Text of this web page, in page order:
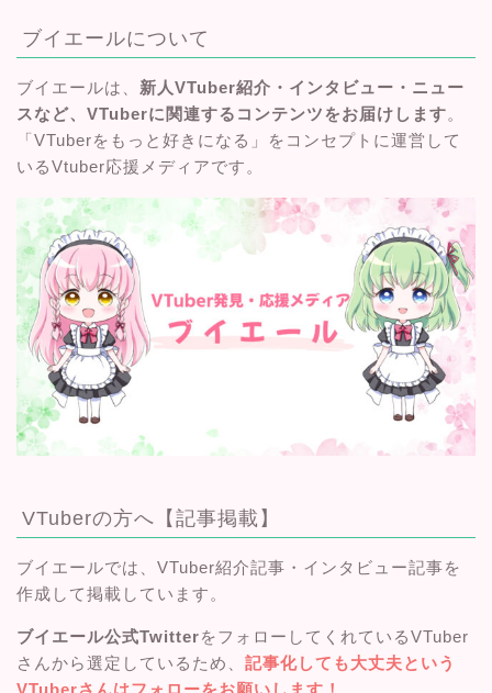
ブイエールについて
ブイエールは、 新人VTuber紹介・インタビュー・ニュー
スなど、VTuberに関連するコンテンツをお届けします。
「VTuberをもっと好きになる」をコンセプトに運営して
いるVtuber応援メディアです。
VTuberの方へ【記事掲載】
ブイエールでは、VTuber紹介記事・インタビュー記事を
作成して掲載しています。
ブイエール公式TwitterをフォローしてくれているVTuber
さんから選定しているため、 記事化しても大丈夫という